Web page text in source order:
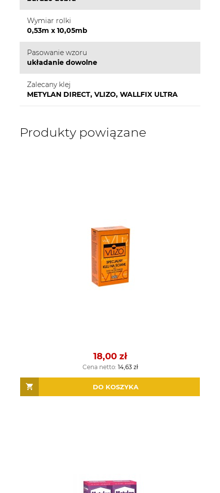
Wymiar rolki
0,53m x 10,05mb
Pasowanie wzoru
układanie dowolne
Zalecany klej
METYLAN DIRECT, VLIZO, WALLFIX ULTRA
Produkty powiązane
18,00 zł
Cena netto: 14,63 zł
DO KOSZYKA